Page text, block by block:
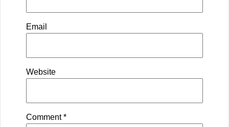
Email
Website
Comment*